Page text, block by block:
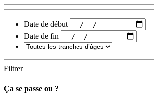
Date de début
Date de fin
Filtrer
Ça se passe ou ?